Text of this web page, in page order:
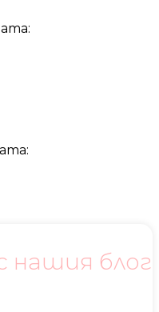
нашия блог